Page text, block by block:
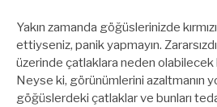
Yakın zamanda göğüslerinizde
ettiyseniz, panik yapmayın.
üzerinde çatlaklara neden olabilecek
Neyse ki, görünümlerini azaltmanın
göğüslerdeki çatlaklar ve bunları